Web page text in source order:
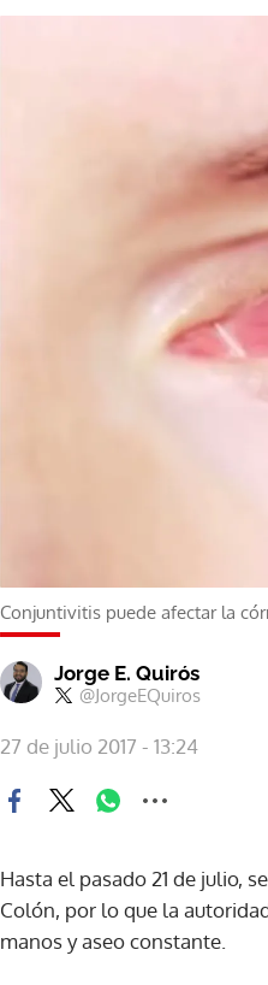
Conjuntivitis puede afectar la
Jorge E. Quirós
@JorgeEQuiros
27 de julio 2017 - 13:24
Hasta el pasado 21 de julio,
Colón, por lo que la
manos y aseo constante.